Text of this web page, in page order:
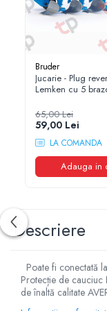
1.7.2. Placute de frana
1.7.3. Simeringuri sistem
1.7.4. Piese si accesorii
1.7.5. O-ring frana
1.8. Transmisie
1.8.1. Prize de putere
1.8.3. Ambreiaje
1.8.4. Transmisie punte
1.8.5. Transmisie punte
Bruder
Jucarie - Plug
Lemken cu 5
65,00 Lei
59,00 Lei
LA COMANDA
Adauga in
Descriere
Poate fi conectată
Protecție de cauciuc
de înaltă calitate